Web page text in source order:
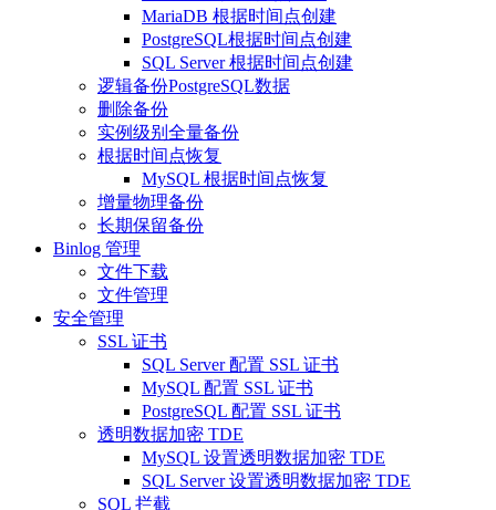
MariaDB 根据时间点创建
PostgreSQL根据时间点创建
SQL Server 根据时间点创建
逻辑备份PostgreSQL数据
删除备份
实例级别全量备份
根据时间点恢复
MySQL 根据时间点恢复
增量物理备份
长期保留备份
Binlog 管理
文件下载
文件管理
安全管理
SSL 证书
SQL Server 配置 SSL 证书
MySQL 配置 SSL 证书
PostgreSQL 配置 SSL 证书
透明数据加密 TDE
MySQL 设置透明数据加密 TDE
SQL Server 设置透明数据加密 TDE
SQL 拦截